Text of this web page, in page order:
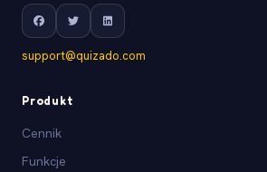
support@quizado.com
Produkt
Cennik
Funkcje